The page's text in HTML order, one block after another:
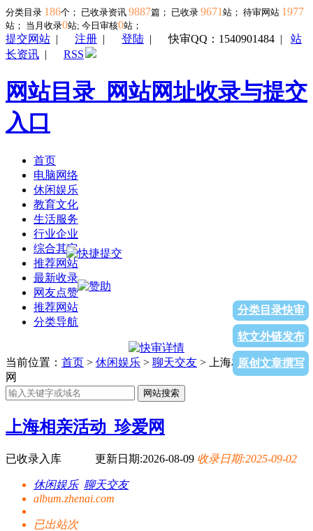
分类目录 186个； 已收录资讯 9887篇； 已收录 9671 站； 待审网站 1977
站； 当月收录0站; 今日审核0站；
提交网站 | 注册 | 登陆 |快审QQ：1540901484 | 站
长资讯 | RSS
网站目录_网站网址收录与提交
入口
首页
电脑网络
休闲娱乐
教育文化
生活服务
行业企业
综合其它
推荐网站
最新收录
网友点赞
推荐网站
分类导航
分类目录快审
软文外链发布
原创文章撰写
当前位置： 首页 > 休闲娱乐 > 聊天交友 > 上海相亲活动_珍爱
网
网站搜索
上海相亲活动_珍爱网
已收录入库 更新日期:2026-08-09 收录日期:2025-09-02
休闲娱乐 聊天交友
album.zhenai.com
已出站次